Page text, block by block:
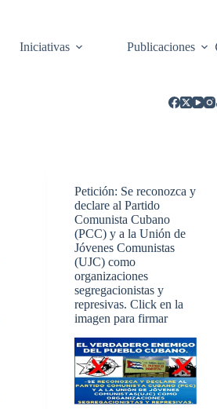
Iniciativas Publicaciones
Petición: Se reconozca y
declare al Partido
Comunista Cubano
(PCC) y a la Unión de
Jóvenes Comunistas
(UJC) como
organizaciones
segregacionistas y
represivas. Click en la
imagen para firmar